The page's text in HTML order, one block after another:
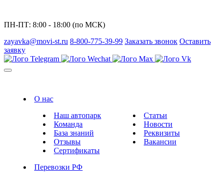
ПН-ПТ: 8:00 - 18:00 (по МСК)
zayavka@movi-st.ru 8-800-775-39-99 Заказать звонок Оставить
заявку
О нас
Наш автопарк
Команда
База знаний
Отзывы
Сертификаты
Статьи
Новости
Реквизиты
Вакансии
Перевозки РФ